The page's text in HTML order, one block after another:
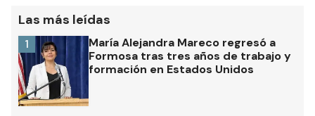
Las más leídas
María Alejandra Mareco regresó a
Formosa tras tres años de trabajo y
formación en Estados Unidos
1